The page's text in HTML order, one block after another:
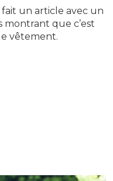
fait un article avec un
montrant que c’est
vêtement.